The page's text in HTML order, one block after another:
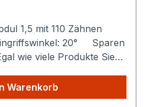
1,5 mit 110 Zähnen
20° Sparen
wie viele Produkte Sie
Warenkorb